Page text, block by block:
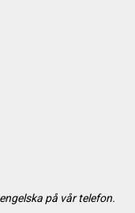
på vår telefon.